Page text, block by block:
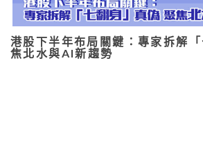
港股下半年布局關鍵：專家拆解
焦北水與AI新趨勢